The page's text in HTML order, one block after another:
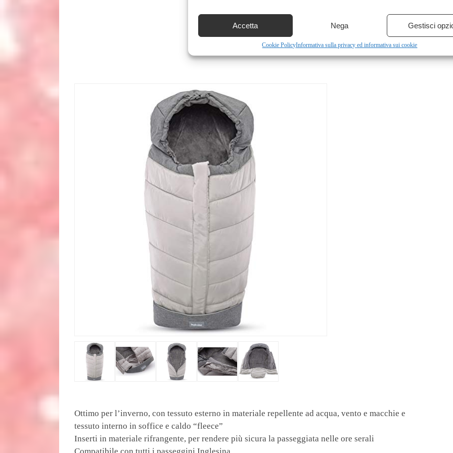
Accetta Nega Gestisci
Cookie PolicyInformativa sulla privacy ed informativa sui cookie
Ottimo per l’inverno, con tessuto esterno in materiale repellente ad acqua, vento e macchie e
tessuto interno in soffice e caldo “fleece”
Inserti in materiale rifrangente, per rendere più sicura la passeggiata nelle ore serali